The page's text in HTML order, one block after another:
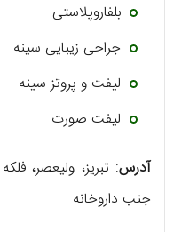
بلفاروپلاستی
جراحی زیبایی سینه
لیفت و پروتز سینه
لیفت صورت
آدرس: تبریز، ولیعصر،
جنب داروخانه